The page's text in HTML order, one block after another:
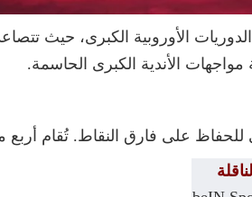
2025، ختام جولات هامة في الدوريات الأوروبية
مواجهات الأندية الكبرى الحاسمة.
على فارق النقاط. تُقام أربع